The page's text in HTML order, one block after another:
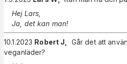
Hej Lars,
Ja, det kan man!
10.1.2023 Robert J
Går det att
veganläder?